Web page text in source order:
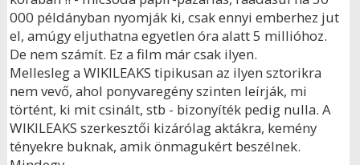
000 példányban nyomják ki, csak ennyi emberhez jut
el, amúgy eljuthatna egyetlen óra alatt 5 millióhoz.
De nem számít. Ez a film már csak ilyen.
Mellesleg a WIKILEAKS tipikusan az ilyen sztorikra
nem vevő, ahol ponyvaregény szinten leírják, mi
történt, ki mit csinált, stb - bizonyíték pedig nulla. A
WIKILEAKS szerkesztői kizárólag aktákra, kemény
tényekre buknak, amik önmagukért beszélnek.